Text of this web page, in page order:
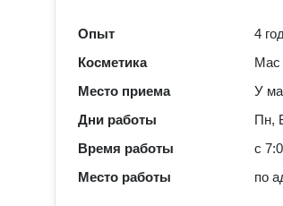
Опыт
4
Косметика
Mac
Место приема
У
Дни работы
Пн,
Время работы
с
Место работы
по